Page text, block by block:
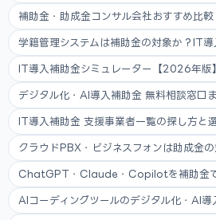
補助金・助成金コンサル会社おすすめ比
学籍管理システムは補助金の対象か？IT導
IT導入補助金シミュレーター【2026年版
デジタル化・AI導入補助金 無料相談窓口
IT導入補助金 支援事業者一覧の探し方と
クラウドPBX・ビジネスフォンは助成金の
ChatGPT・Claude・Copilotを補助金
AIコーディングツールのデジタル化・AI導